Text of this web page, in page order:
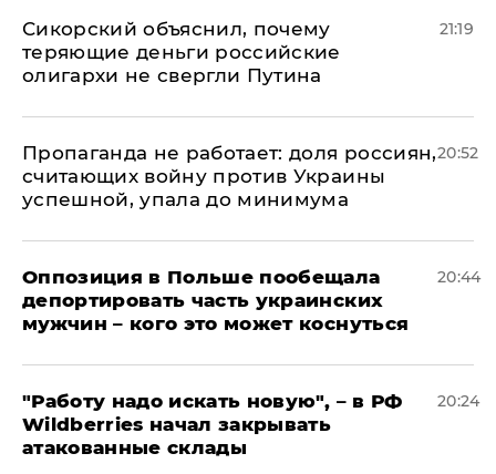
Сикорский объяснил, почему
теряющие деньги российские
олигархи не свергли Путина
21:19
​Пропаганда не работает: доля россиян,
считающих войну против Украины
успешной, упала до минимума
20:52
Оппозиция в Польше пообещала
депортировать часть украинских
мужчин – кого это может коснуться
20:44
"Работу надо искать новую", – в РФ
Wildberries начал закрывать
атакованные склады
20:24